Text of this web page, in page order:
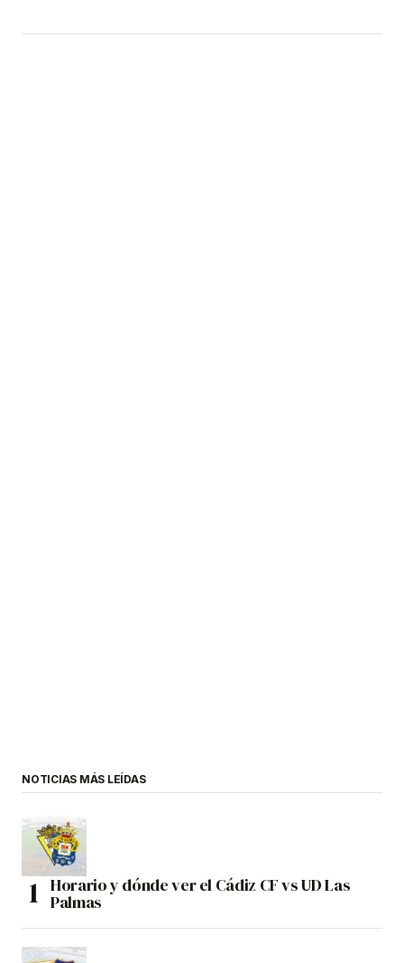
NOTICIAS MÁS LEÍDAS
Horario y dónde ver el Cádiz CF vs UD Las
Palmas